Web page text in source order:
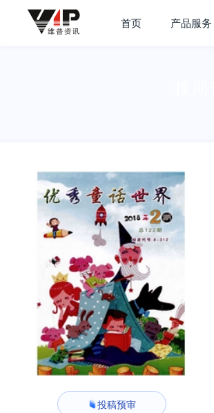
首页 产品服务
投稿预审